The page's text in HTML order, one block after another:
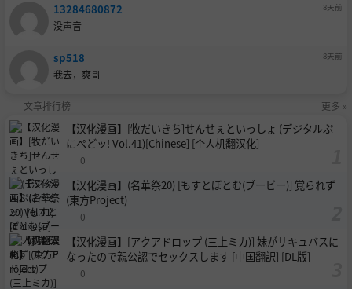
13284680872 8天前
没声音
sp518 8天前
我去，爽哥
文章排行榜 更多 »
【汉化漫画】[牧だいきち]せんせぇといっしょ (デジタルぷ
にぺどッ! Vol.41)[Chinese] [个人机翻汉化]
0
【汉化漫画】(名華祭20) [もすとぼとむ(ブービー)] 覚られず
(東方Project)
0
【汉化漫画】[アクアドロップ (三上ミカ)] 妹がサキュバスに
なったので親公認でセックスします [中国翻訳] [DL版]
0